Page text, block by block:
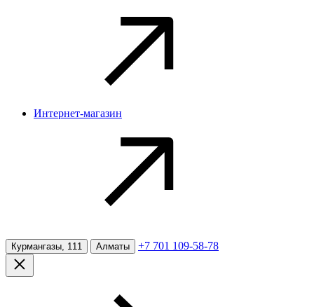
Интернет-магазин
Курмангазы, 111 Алматы +7 701 109-58-78